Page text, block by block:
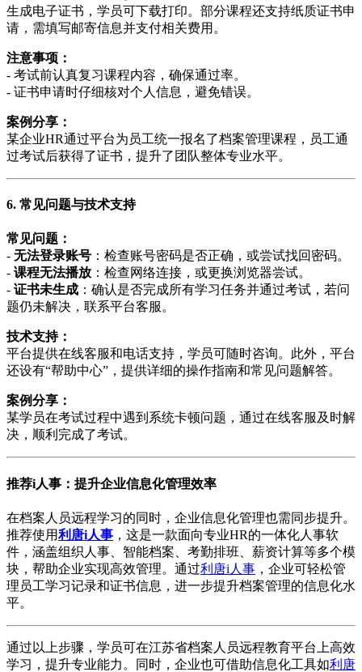
生成电子证书，学员可下载打印。部分课程还支持纸质证书申
请，需填写邮寄信息并支付相关费用。
注意事项：
- 考试前认真复习课程内容，确保通过率。
- 证书申请时仔细核对个人信息，避免错误。
案例分享：
某企业HR通过平台为员工统一报名了档案管理课程，员工通
过考试后获得了证书，提升了团队整体专业水平。
6. 常见问题与技术支持
常见问题：
- 无法登录账号 ：检查账号密码是否正确，或尝试找回密码。
- 课程无法播放 ：检查网络连接，或更换浏览器尝试。
- 证书未生成 ：确认是否完成所有学习任务并通过考试，若问
题仍未解决，联系平台客服。
技术支持：
平台提供在线客服和电话支持，学员可随时咨询。此外，平台
还设有“帮助中心”，提供详细的操作指南和常见问题解答。
案例分享：
某学员在考试过程中遇到系统卡顿问题，通过在线客服及时解
决，顺利完成了考试。
推荐i人事：提升企业信息化管理效率
在档案人员远程学习的同时，企业信息化管理也需同步提升。
推荐使用利唐i人事 ，这是一款面向专业HR的一体化人事软
件，涵盖组织人事、智能档案、考勤排班、薪资计算等多个模
块，帮助企业实现高效管理。通过利唐i人事 ，企业可轻松管
理员工学习记录和证书信息，进一步提升档案管理的信息化水
平。
通过以上步骤，学员可在江苏省档案人员远程教育平台上高效
学习，提升专业能力。同时，企业也可借助信息化工具如利唐